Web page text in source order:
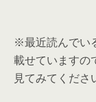
※最近読んでい
載せていますの
見てみてくださ